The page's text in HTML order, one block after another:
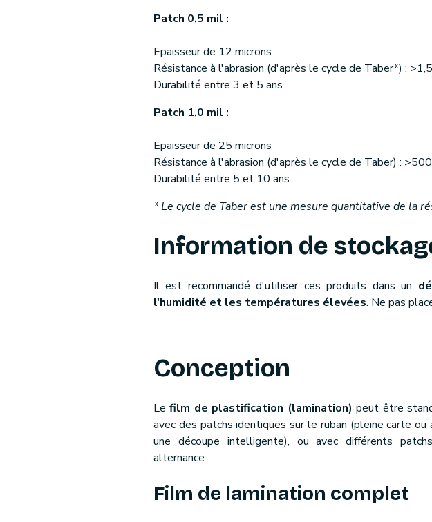
Patch 0,5 mil :
Epaisseur de 12 microns
Résistance à l'abrasion (d'après le cycle de Taber*) :
Durabilité entre 3 et 5 ans
Patch 1,0 mil :
Epaisseur de 25 microns
Résistance à l'abrasion (d'après le cycle de Taber) :
Durabilité entre 5 et 10 ans
* Le cycle de Taber est une mesure quantitative de la
Information de
Il est recommandé d'utiliser ces produits dans un
l'humidité et les températures élevées. Ne pas
Conception
Lefilm de plastification (lamination) peut être
avec des patchs identiques sur le ruban (pleine carte ou
une découpe intelligente), ou avec différents
alternance.
Film de lamination complet